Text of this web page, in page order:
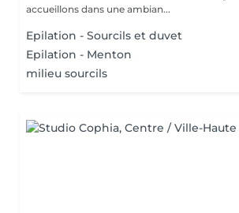
accueillons dans une ambian...
Epilation - Sourcils et duvet
Epilation - Menton
milieu sourcils